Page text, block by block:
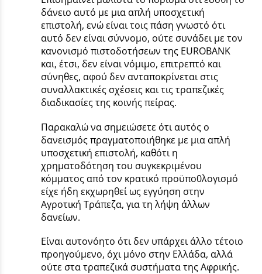
δάνειο αυτό με μια απλή υποσχετική
επιστολή, ενώ είναι τοις πάση γνωστό ότι
αυτό δεν είναι σύννομο, ούτε συνάδει με τον
κανονισμό πιστοδοτήσεων της EUROBANK
και, έτσι, δεν είναι νόμιμο, επιτρεπτό και
σύνηθες, αφού δεν ανταποκρίνεται στις
συναλλακτικές σχέσεις και τις τραπεζικές
διαδικασίες της κοινής πείρας.
Παρακαλώ να σημειώσετε ότι αυτός ο
δανεισμός πραγματοποιήθηκε με μια απλή
υποσχετική επιστολή, καθότι η
χρηματοδότηση του συγκεκριμένου
κόμματος από τον κρατικό προϋπο0λογισμό
είχε ήδη εκχωρηθεί ως εγγύηση στην
Αγροτική Τράπεζα, για τη λήψη άλλων
δανείων.
Είναι αυτονόητο ότι δεν υπάρχει άλλο τέτοιο
προηγούμενο, όχι μόνο στην Ελλάδα, αλλά
ούτε στα τραπεζικά συστήματα της Αφρικής.